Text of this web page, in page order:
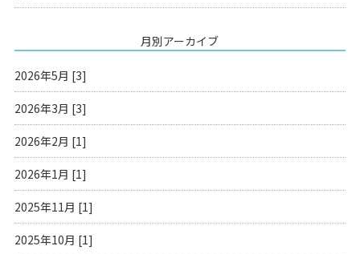
月別アーカイブ
2026年5月 [3]
2026年3月 [3]
2026年2月 [1]
2026年1月 [1]
2025年11月 [1]
2025年10月 [1]